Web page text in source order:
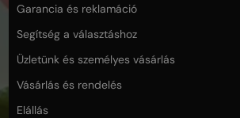
Garancia és reklamáció
Segítség a választáshoz
Üzletünk és személyes vásárlás
Vásárlás és rendelés
Elállás